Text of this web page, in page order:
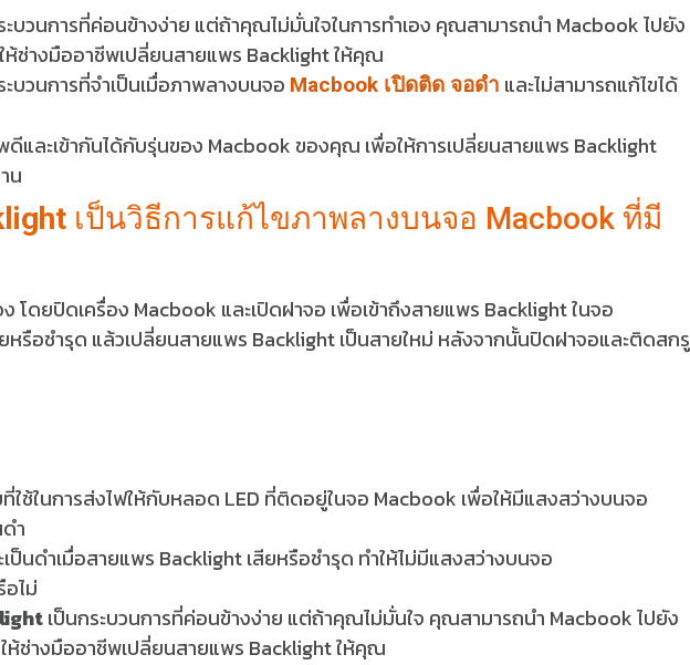
บวนการที่ค่อนข้างง่าย แต่ถ้าคุณไม่มั่นใจในการทำเอง คุณสามารถนำ Macbook ไปยัง
ห้ช่างมืออาชีพเปลี่ยนสายแพร Backlight ให้คุณ
บวนการที่จำเป็นเมื่อภาพลางบนจอ Macbook เปิดติด จอดำ และไม่สามารถแก้ไขได้
และเข้ากันได้กับรุ่นของ Macbook ของคุณ เพื่อให้การเปลี่ยนสายแพร Backlight
น
เป็นวิธีการแก้ไขภาพลางบนจอ Macbook ที่มี
โดยปิดเครื่อง Macbook และเปิดฝาจอ เพื่อเข้าถึงสายแพร Backlight ในจอ
รือชำรุด แล้วเปลี่ยนสายแพร Backlight เป็นสายใหม่ หลังจากนั้นปิดฝาจอและติดสกรู
ใช้ในการส่งไฟให้กับหลอด LED ที่ติดอยู่ในจอ Macbook เพื่อให้มีแสงสว่างบนจอ
ำ
ป็นดำเมื่อสายแพร Backlight เสียหรือชำรุด ทำให้ไม่มีแสงสว่างบนจอ
ไม่
เป็นกระบวนการที่ค่อนข้างง่าย แต่ถ้าคุณไม่มั่นใจ คุณสามารถนำ Macbook ไปยัง
ห้ช่างมืออาชีพเปลี่ยนสายแพร Backlight ให้คุณ